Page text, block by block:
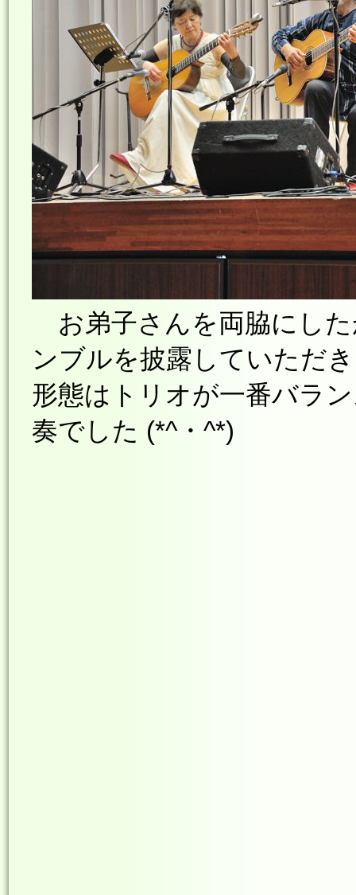
お弟子さんを両脇にし
ンブルを披露していただ
形態はトリオが一番バラ
奏でした (*^・^*)